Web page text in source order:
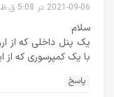
2021-09-06 در 5:08 ق.ظ
سلام
یک پنل داخلی که از
با یک کمپرسوری که
پاسخ